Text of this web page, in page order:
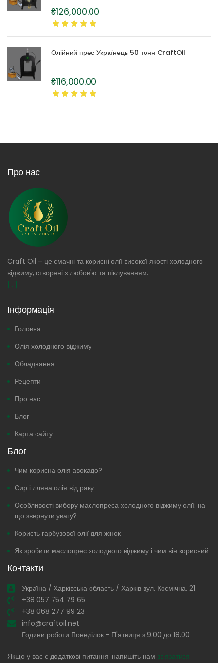
₴126,000.00
Олійний прес Українець 50 тонн CraftOil
₴116,000.00
Про нас
Craft Oil – це смачні та корисні олії високої якості холодного
віджиму, створені з любов'ю та піклуванням.
[...]
Інформація
Головна
Олія холодного віджиму
Обладнання
Рецепти
Про нас
Блог
Карта сайту
Блог
Чим корисна олія авокадо?
Сир і лляна олія від раку
Особливості вибору маслопреса холодного віджиму олії: на
що звернути увагу?
Користь гарбузової олії для жінок
Як зробити маслопрес холодного віджиму і чим він корисний
Контакти
Україна / Харківська область / Харків вул. Космічна, 21
+38 057 754 79 65
+38 068 277 99 23
info@craftoil.net
Години роботи Понеділок - П'ятниця з 9.00 до 18.00
Якщо у вас є додаткові питання, напишіть нам зв'язатися